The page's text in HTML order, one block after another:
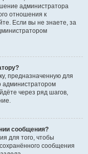
администратора
отношения к
Если вы не знаете, за
предназначенную для
администратором
через ряд шагов,
сообщения?
для того, чтобы
сообщения